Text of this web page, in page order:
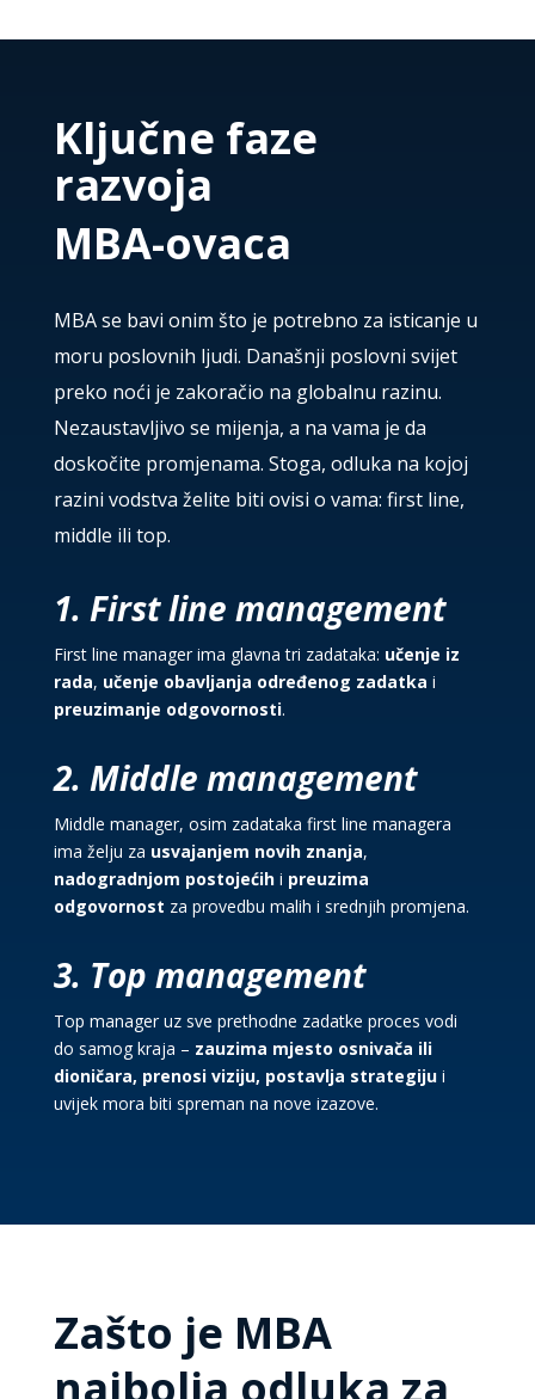
Ključne faze
razvoja
MBA-ovaca
MBA se bavi onim što je potrebno za isticanje u
moru poslovnih ljudi. Današnji poslovni svijet
preko noći je zakoračio na globalnu razinu.
Nezaustavljivo se mijenja, a na vama je da
doskočite promjenama. Stoga, odluka na kojoj
razini vodstva želite biti ovisi o vama: first line,
middle ili top.
1. First line management
First line manager ima glavna tri zadataka: učenje iz
rada, učenje obavljanja određenog zadatka i
preuzimanje odgovornosti.
2. Middle management
Middle manager, osim zadataka first line managera
ima želju za usvajanjem novih znanja,
nadogradnjom postojećihi preuzima
odgovornost za provedbu malih i srednjih promjena.
3. Top management
Top manager uz sve prethodne zadatke proces vodi
do samog kraja – zauzima mjesto osnivača ili
dioničara, prenosi viziju, postavlja strategijui
uvijek mora biti spreman na nove izazove.
Zašto je MBA